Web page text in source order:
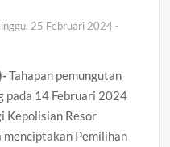
KJK di Batam
Tak Tebang Pilih, Desak
di OPD
Ludes Terbakar,
25 Februari 2024 -
Tahapan pemungutan
pada 14 Februari 2024
Kepolisian Resor
Pemilihan